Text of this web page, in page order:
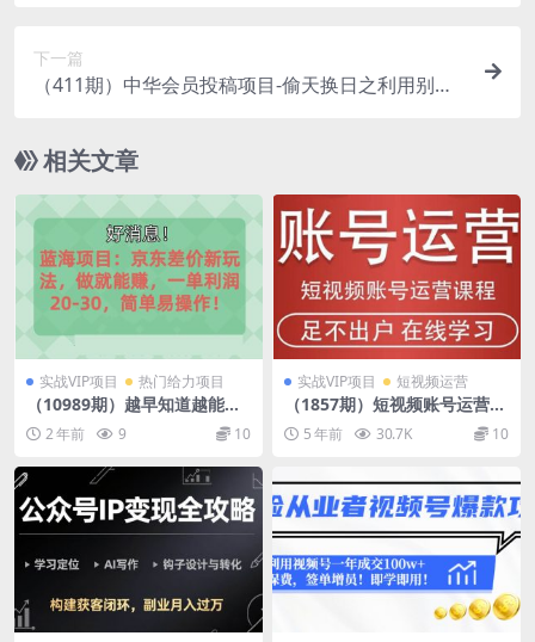
下一篇
（411期）中华会员投稿项目-偷天换日之利用别人
相关文章
实战VIP项目 热门给力项目
（10989期）越早知道越能赚
到钱的蓝海项目：京东大平台
操作，一单利润20-30，简
单…
2 年前 9 10
实战VIP项目 短视频运营
（1857期）短视频账号运营课
程：从话术到短视频运营再到
直播带货全流程，新人快速入
5 年前 30.7K 10